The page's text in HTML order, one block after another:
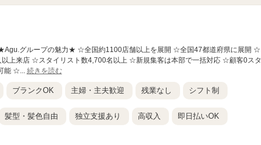
★Agu.グループの魅力★ ☆全国約1100店舗以上を展開 ☆全国47都道府県に展開 ☆
上来店 ☆スタイリスト数4,700名以上 ☆新規集客は本部で一括対応 ☆顧客0スタ
能 ☆... 続きを読む
ブランクOK 主婦・主夫歓迎 残業なし シフト制
髪型・髪色自由 独立支援あり 高収入 即日払いOK